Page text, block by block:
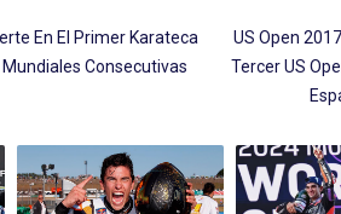
En El Primer Karateca
Consecutivas
US Open
Tercer US